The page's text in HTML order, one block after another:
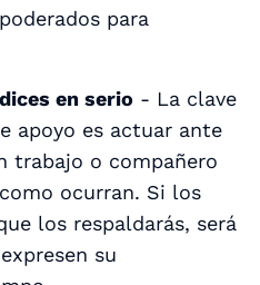
para
en serio - La clave
apoyo es actuar ante
trabajo o compañero
ocurran. Si los
los respaldarás, será
su